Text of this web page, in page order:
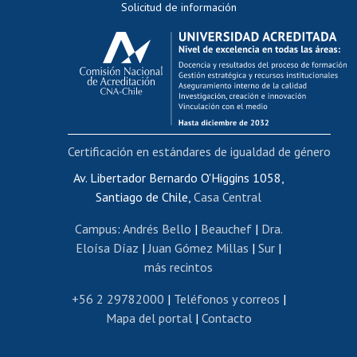
Evaluación docente
Calificación académica
Postulación al AUCAI
Funcionarias/os
Cursos internos de capacitación
Bienestar del personal
Portal de movilidad interna
Certificado de renta
Certificado de renta honorarios
Editar páginas blancas
Extranjeras/os
Revalidación y reconocimiento de títulos
Postulación al Programa de Movilidad Estudiantil
Solicitud de información
Av. Libertador Bernardo O'Higgins 1058,
Santiago de Chile, Casa Central
Campus: Andrés Bello | Beauchef| Dra.
Eloísa Díaz |Juan Gómez Millas | Sur |
más recintos
+56 2 29782000 | Teléfonos y correos |
Mapa del portal| Contacto
Certificación en estándares de igualdad de género